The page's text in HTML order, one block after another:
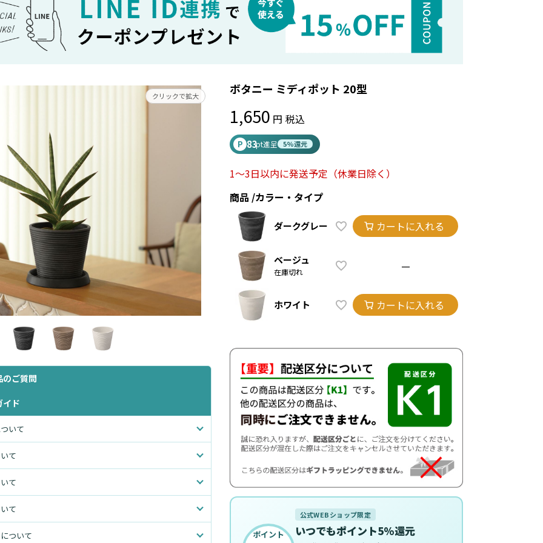
クリックで拡大
のご質問
イド
いて
て
て
て
ついて
ボタニー ミディポット 20型
1,650 税込
P 83pt進呈 5%還元
1～3日以内に発送予定 （休業日除く）
商品 カラー・タイプ
ダークグレー カートに入れる
ベージュ
在庫切れ —
ホワイト カートに入れる
ポイント
公式WEBショップ限定
いつでもポイント5%還元